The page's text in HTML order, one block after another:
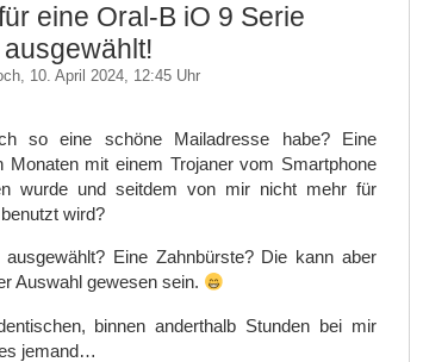
eine Oral-B iO 9 Serie
ausgewählt!
10. April 2024, 12:45 Uhr
so eine schöne Mailadresse habe? Eine
Monaten mit einem Trojaner vom Smartphone
wurde und seitdem von mir nicht mehr für
wird?
Eine Zahnbürste? Die kann aber
Auswahl gewesen sein.
binnen anderthalb Stunden bei mir
jemand…